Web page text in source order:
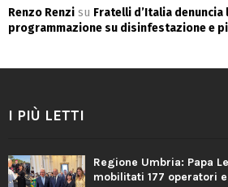
Renzo Renzi su Fratelli d’Italia denuncia
programmazione su disinfestazione e
I PIÙ LETTI
Regione Umbria: Papa
mobilitati 177 operatori